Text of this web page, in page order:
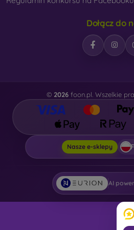
Dołącz do
© 2026foon.pl. Wszelkie
Nasze e-sklepy
AI